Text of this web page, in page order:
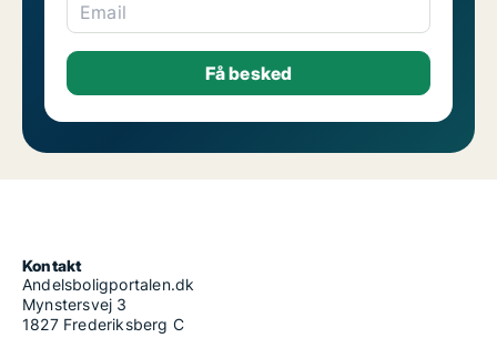
Email
Kontakt
Andelsboligportalen.dk
Mynstersvej 3
1827 Frederiksberg C